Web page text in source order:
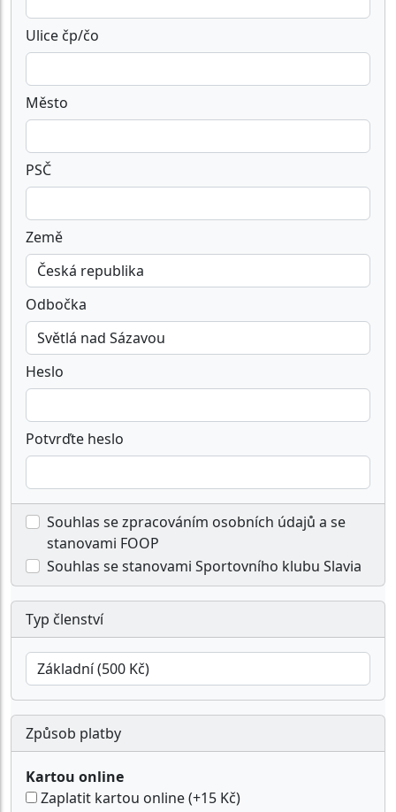
Ulice čp/čo
Město
PSČ
Země
Odbočka
Heslo
Potvrďte heslo
Souhlas se zpracováním osobních údajů a se
stanovami FOOP
Souhlas se stanovami Sportovního klubu Slavia
Typ členství
Způsob platby
Kartou online
Zaplatit kartou online (+15 Kč)